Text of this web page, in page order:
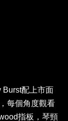
Burst配上市面
每個角度觀看
指板，琴頸